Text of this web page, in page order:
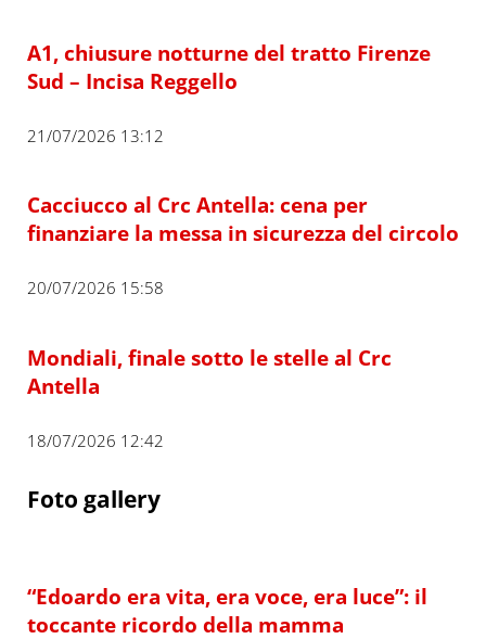
A1, chiusure notturne del tratto Firenze
Sud – Incisa Reggello
21/07/2026 13:12
Cacciucco al Crc Antella: cena per
finanziare la messa in sicurezza del circolo
20/07/2026 15:58
Mondiali, finale sotto le stelle al Crc
Antella
18/07/2026 12:42
Foto gallery
“Edoardo era vita, era voce, era luce”: il
toccante ricordo della mamma